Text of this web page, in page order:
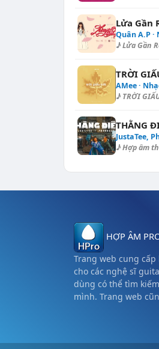
Lửa Gần
Quân A.P ·
♪ Lửa Gần
TRỜI
AMee ·
♪ TRỜI
THẰNG
JustaTee,
♪ Hợp âm
HỢP ÂM
Trang web cung
cho các nghệ sĩ
dùng có thể tìm
mình. Trang web